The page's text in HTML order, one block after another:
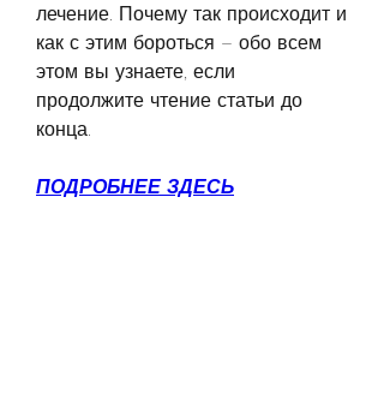
лечение. Почему так происходит и
как с этим бороться – обо всем
этом вы узнаете, если
продолжите чтение статьи до
конца.
ПОДРОБНЕЕ ЗДЕСЬ